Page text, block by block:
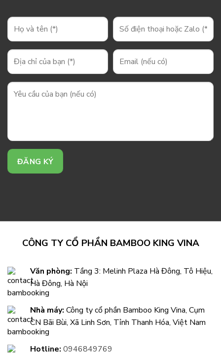
CÔNG TY CỔ PHẦN BAMBOO KING VINA
Văn phòng: Tầng 3: Melinh Plaza Hà Đông, Tô Hiệu,
Hà Đông, Hà Nội
Nhà máy: Công ty cổ phần Bamboo King Vina, Cụm
CN Bãi Bùi, Xã Linh Sơn, Tỉnh Thanh Hóa, Việt Nam
Hotline: 0946849769